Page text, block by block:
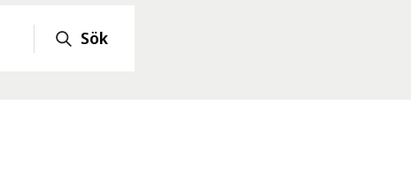
Sök